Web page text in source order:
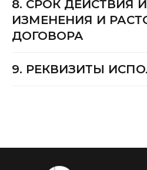
8. СРОК ДЕЙСТВИЯ
ИЗМЕНЕНИЯ И
ДОГОВОРА
9. РЕКВИЗИТЫ